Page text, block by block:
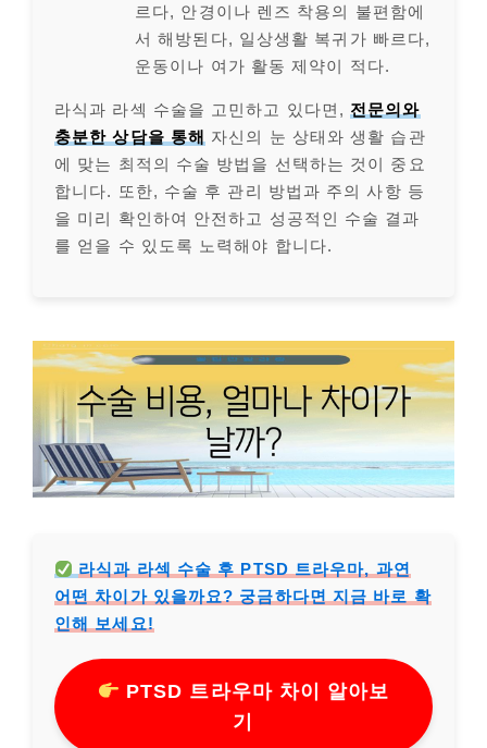
르다, 안경이나 렌즈 착용의 불편함에
서 해방된다, 일상생활 복귀가 빠르다,
운동이나 여가 활동 제약이 적다.
라식과 라섹 수술을 고민하고 있다면, 전문의와
충분한 상담을 통해 자신의 눈 상태와 생활 습관
에 맞는 최적의 수술 방법을 선택하는 것이 중요
합니다. 또한, 수술 후 관리 방법과 주의 사항 등
을 미리 확인하여 안전하고 성공적인 수술 결과
를 얻을 수 있도록 노력해야 합니다.
라식과 라섹 수술 후 PTSD 트라우마, 과연
어떤 차이가 있을까요? 궁금하다면 지금 바로 확
인해 보세요!
PTSD 트라우마 차이 알아보
기